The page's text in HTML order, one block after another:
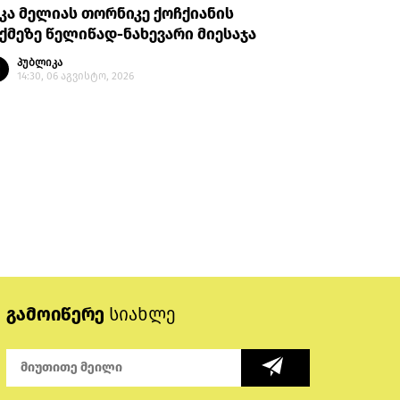
მელიას თორნიკე ქოჩქიანის
წელიწად-ნახევარი მიესაჯა
პუბლიკა
14:30, 06 აგვისტო, 2026
გამოიწერე სიახლე